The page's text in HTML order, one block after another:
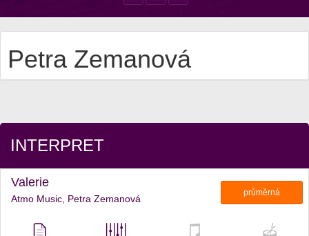
Petra Zemanová
INTERPRET
Valerie
Atmo Music, Petra Zemanová
průměrná